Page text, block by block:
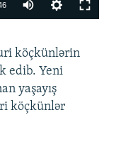
360p
480p
720p
köçkünlərin
edib. Yeni
yaşayış
köçkünlər